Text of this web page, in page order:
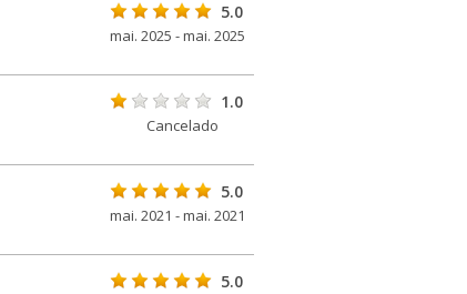
5.0
mai. 2025 - mai. 2025
1.0
Cancelado
5.0
mai. 2021 - mai. 2021
5.0